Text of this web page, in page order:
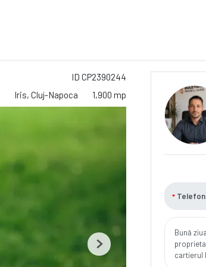
ID CP2390244
Iris, Cluj-Napoca 1,900 mp
Next
Telefon